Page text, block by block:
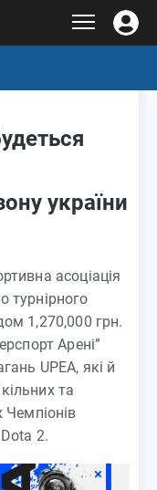
україни
асоціація
турнірного
1,270,000 грн.
Арені”
UPEA, які й
та
Чемпіонів
2.